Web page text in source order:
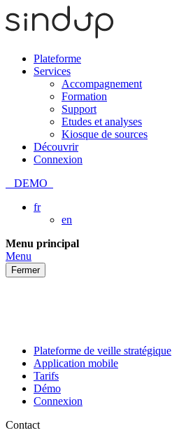
Plateforme
Services
Accompagnement
Formation
Support
Etudes et analyses
Kiosque de sources
Découvrir
Connexion
DEMO
fr
en
Passer
au
contenu
Menu principal
Menu
Fermer
Plateforme de veille stratégique
Application mobile
Tarifs
Démo
Connexion
Contact